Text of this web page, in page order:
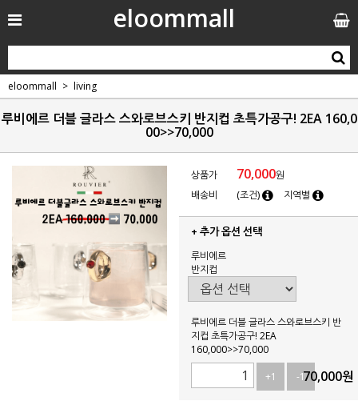
eloommall
eloommall living
루비에르 더블 글라스 스와로브스키 반지컵 초특가공구! 2EA 160,0
00>>70,000
상품가 70,000원
배송비
(조건) 지역별
+ 추가 옵션 선택
루비에르
반지컵
루비에르 더블 글라스 스와로브스키 반
지컵 초특가공구! 2EA
160,000>>70,000
+1
-170,000원